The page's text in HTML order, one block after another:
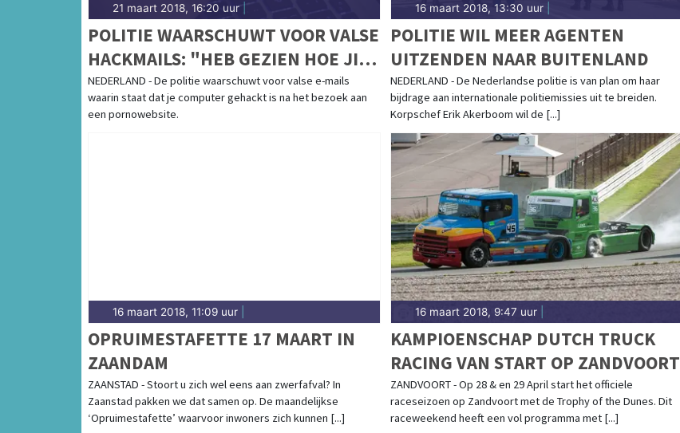
21 maart 2018, 16:20 uur|
POLITIE WAARSCHUWT VOOR VALSE
HACKMAILS: "HEB GEZIEN HOE JIJ
JEZELF BEVREDIGT"
NEDERLAND - De politie waarschuwt voor valse e-mails
waarin staat dat je computer gehackt is na het bezoek aan
een pornowebsite.
16 maart 2018, 13:30 uur|
POLITIE WIL MEER AGENTEN
UITZENDEN NAAR BUITENLAND
NEDERLAND - De Nederlandse politie is van plan om haar
bijdrage aan internationale politiemissies uit te breiden.
Korpschef Erik Akerboom wil de [...]
16 maart 2018, 11:09 uur
OPRUIMESTAFETTE 17 MAART IN
ZAANDAM
ZAANSTAD - Stoort u zich wel eens aan zwerfafval? In
Zaanstad pakken we dat samen op. De maandelijkse
‘Opruimestafette’ waarvoor inwoners zich kunnen [...]
16 maart 2018, 9:47 uur|
KAMPIOENSCHAP DUTCH TRUCK
RACING VAN START OP ZANDVOORT
ZANDVOORT - Op 28 & en 29 April start het officiele
raceseizoen op Zandvoort met de Trophy of the Dunes. Dit
raceweekend heeft een vol programma met [...]